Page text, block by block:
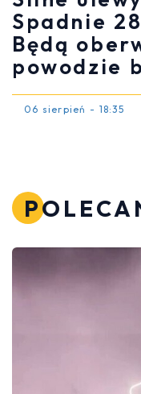
Spadnie
Będą
powodzie
06 sierpień - 18:35